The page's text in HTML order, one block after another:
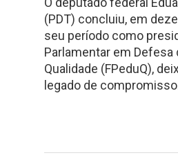
(PDT) concluiu, em
seu período como
Parlamentar em Defesa
Qualidade (FPeduQ),
legado de